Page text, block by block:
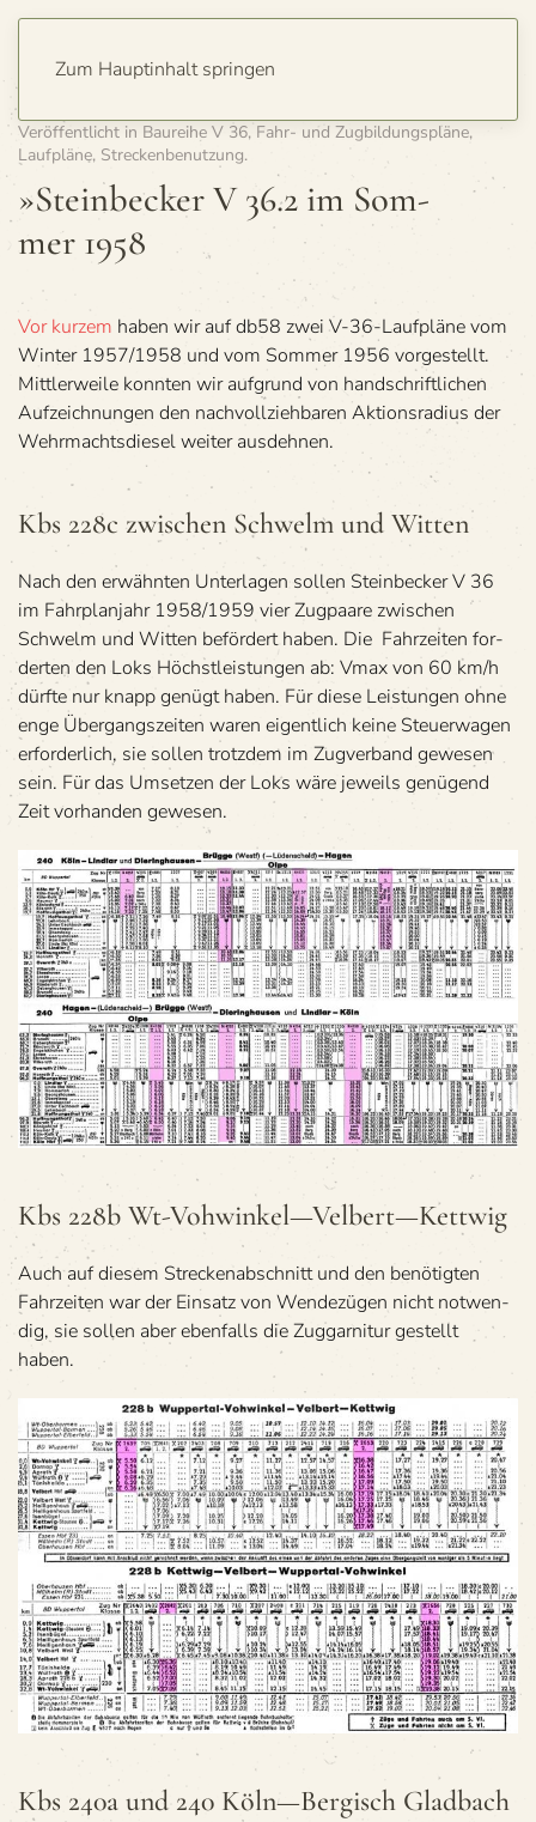
Zum Hauptinhalt springen
Veröffentlicht in Baureihe V 36,Fahr- und Zugbildungspläne,
Laufpläne, Streckenbenutzung.
»Stein­be­cker V 36.2 im Som­
mer 1958
Vor kur­zem haben wir auf db58 zwei V-36-Lauf­pläne vom
Win­ter 1957/1958 und vom Som­mer 1956 vor­ge­stellt.
Mitt­ler­weile konn­ten wir auf­grund von hand­schrift­li­chen
Auf­zeich­nun­gen den nach­voll­zieh­ba­ren Akti­ons­ra­dius der
Wehr­machts­die­sel wei­ter ausdehnen.
Kbs 228c zwi­schen Schwelm und Witten
Nach den erwähn­ten Unter­la­gen sol­len Stein­be­cker V 36
im Fahr­plan­jahr 1958/1959 vier Zug­paare zwi­schen
Schwelm und Wit­ten beför­dert haben. Die Fahr­zei­ten for­
der­ten den Loks Höchst­leis­tun­gen ab: Vmax von 60 km/h
dürfte nur knapp genügt haben. Für diese Leis­tun­gen ohne
enge Über­gangs­zei­ten waren eigent­lich keine Steu­er­wa­gen
erfor­der­lich, sie sol­len trotz­dem im Zug­ver­band gewe­sen
sein. Für das Umset­zen der Loks wäre jeweils genü­gend
Zeit vor­han­den gewesen.
Kbs 228b Wt-Vohwinkel—Velbert—Kettwig
Auch auf die­sem Stre­cken­ab­schnitt und den benö­tig­ten
Fahr­zei­ten war der Ein­satz von Wen­de­zü­gen nicht not­wen­
dig, sie sol­len aber eben­falls die Zug­gar­ni­tur gestellt
haben.
Kbs 240a und 240 Köln—Bergisch Gladbach